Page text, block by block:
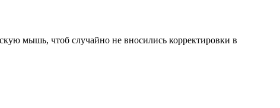
мышь, чтоб случайно не вносились корректировки в